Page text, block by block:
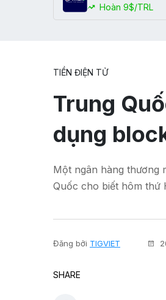
Hoàn 9$/TRL
TIỀN ĐIỆN TỬ
Trung
dụng
Một ngân hàng thương
Quốc cho biết hôm thứ
Đăng bởi TIGVIET
SHARE